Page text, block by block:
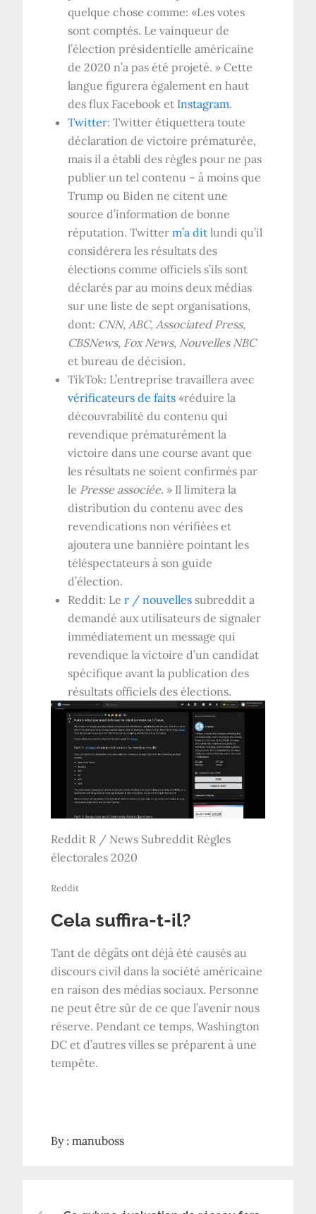
quelque chose comme: «Les votes
sont comptés. Le vainqueur de
l’élection présidentielle américaine
de 2020 n’a pas été projeté. » Cette
langue figurera également en haut
des flux Facebook et Instagram.
Twitter: Twitter étiquettera toute
déclaration de victoire prématurée,
mais il a établi des règles pour ne pas
publier un tel contenu – à moins que
Trump ou Biden ne citent une
source d’information de bonne
réputation. Twitterm’a dit lundi qu’il
considérera les résultats des
élections comme officiels s’ils sont
déclarés par au moins deux médias
sur une liste de sept organisations,
dont: CNN, ABC, Associated Press,
CBSNews, Fox News, Nouvelles NBC
et bureau de décision.
TikTok: L’entreprise travaillera avec
vérificateurs de faits «réduire la
découvrabilité du contenu qui
revendique prématurément la
victoire dans une course avant que
les résultats ne soient confirmés par
le Presse associée. » Il limitera la
distribution du contenu avec des
revendications non vérifiées et
ajoutera une bannière pointant les
téléspectateurs à son guide
d’élection.
Reddit: Ler / nouvelles subreddit a
demandé aux utilisateurs de signaler
immédiatement un message qui
revendique la victoire d’un candidat
spécifique avant la publication des
résultats officiels des élections.
Reddit R / News Subreddit Règles
électorales 2020
Reddit
Cela suffira-t-il?
Tant de dégâts ont déjà été causés au
discours civil dans la société américaine
en raison des médias sociaux. Personne
ne peut être sûr de ce que l’avenir nous
réserve. Pendant ce temps, Washington
DC et d’autres villes se préparent à une
tempête.
By :manuboss